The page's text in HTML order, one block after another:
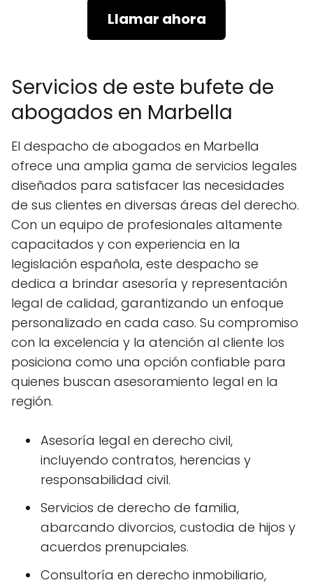
Llamar ahora
Servicios de este bufete de
abogados en Marbella
El despacho de abogados en Marbella
ofrece una amplia gama de servicios legales
diseñados para satisfacer las necesidades
de sus clientes en diversas áreas del derecho.
Con un equipo de profesionales altamente
capacitados y con experiencia en la
legislación española, este despacho se
dedica a brindar asesoría y representación
legal de calidad, garantizando un enfoque
personalizado en cada caso. Su compromiso
con la excelencia y la atención al cliente los
posiciona como una opción confiable para
quienes buscan asesoramiento legal en la
región.
Asesoría legal en derecho civil,
incluyendo contratos, herencias y
responsabilidad civil.
Servicios de derecho de familia,
abarcando divorcios, custodia de hijos y
acuerdos prenupciales.
Consultoría en derecho inmobiliario,